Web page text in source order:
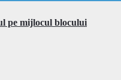
pe mijlocul blocului